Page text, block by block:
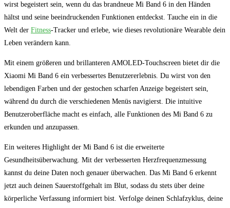
wirst begeistert sein,​ wenn du ‌das brandneue Mi Band 6 in den Händen
hältst‍ und​ seine beeindruckenden Funktionen‌ entdeckst. Tauche ⁢ein in⁢ die
Welt der Fitness-Tracker und erlebe, wie ⁢dieses revolutionäre Wearable dein
Leben verändern ⁤kann.
Mit einem größeren und brillanteren‍ AMOLED-Touchscreen bietet dir die
Xiaomi Mi Band 6 ein verbessertes Benutzererlebnis. ‍Du wirst von den
lebendigen Farben und​ der gestochen scharfen Anzeige begeistert ⁣sein,​
während du durch die verschiedenen Menüs navigierst.‍ Die intuitive
Benutzeroberfläche‍ macht ⁣es einfach, alle Funktionen des Mi Band 6 zu
erkunden und anzupassen.
Ein weiteres Highlight der Mi ‍Band 6 ist ⁤die ⁢erweiterte
Gesundheitsüberwachung. Mit der⁣ verbesserten Herzfrequenzmessung
kannst du deine Daten noch genauer ⁣überwachen. Das Mi Band​ 6 erkennt
jetzt auch⁤ deinen Sauerstoffgehalt im‌ Blut, sodass du​ stets⁢ über deine
körperliche ⁢Verfassung informiert⁤ bist. Verfolge deinen Schlafzyklus, ‌deine